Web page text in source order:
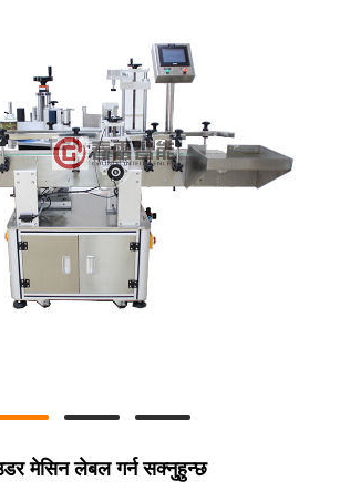
मेसिन लेबल गर्न सक्नुहुन्छ